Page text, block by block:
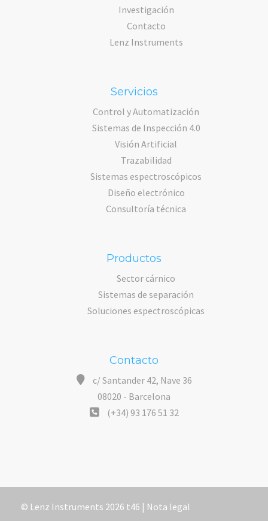
Investigación
Contacto
Lenz Instruments
Servicios
Control y Automatización
Sistemas de Inspección 4.0
Visión Artificial
Trazabilidad
Sistemas espectroscópicos
Diseño electrónico
Consultoría técnica
Productos
Sector cárnico
Sistemas de separación
Soluciones espectroscópicas
Contacto
c/ Santander 42, Nave 36
08020 - Barcelona
(+34) 93 176 51 32
© Lenz Instruments 2026 t46 | Nota legal